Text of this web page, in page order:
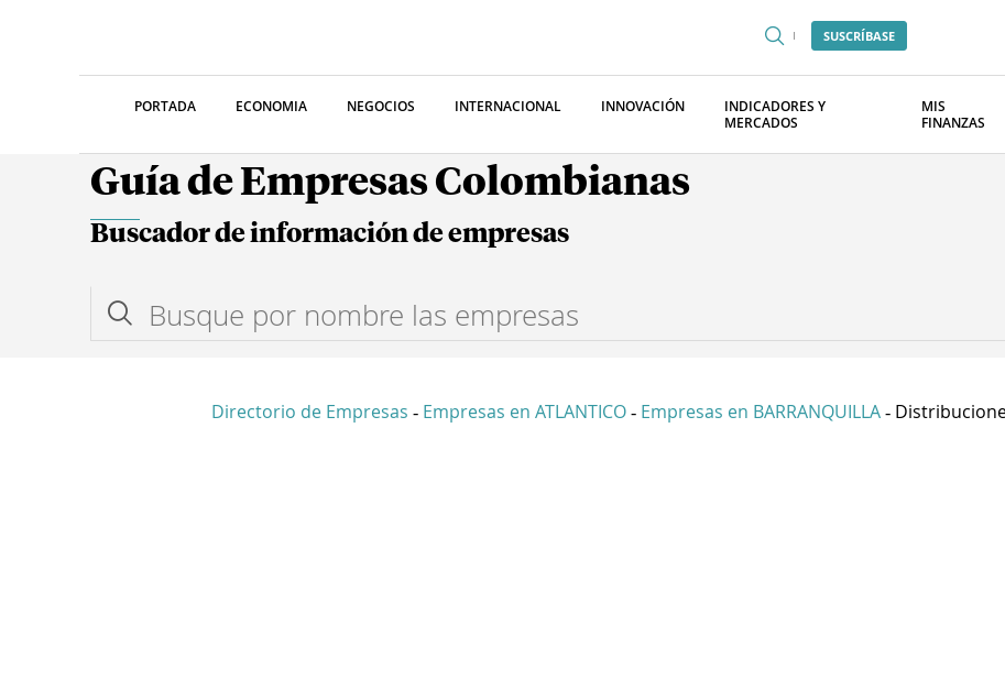
SUSCRÍBASE
PORTADA ECONOMIA NEGOCIOS INTERNACIONAL INNOVACIÓN
INDICADORES Y
MERCADOS
MIS
FINANZAS
Guía de Empresas Colombianas
Buscador de información de empresas
Directorio de Empresas - Empresas en ATLANTICO - Empresas en BARRANQUILLA -